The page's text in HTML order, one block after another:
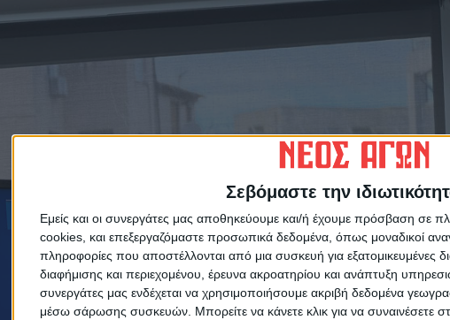
Σεβόμαστε την
Εμείς και οι συνεργάτες μας αποθηκεύουμε και/ή έχουμε πρόσβαση σε
cookies, και επεξεργαζόμαστε προσωπικά δεδομένα, όπως μοναδικοί
πληροφορίες που αποστέλλονται από μια συσκευή για εξατομικευμένες
διαφήμισης και περιεχομένου, έρευνα ακροατηρίου και ανάπτυξη
συνεργάτες μας ενδέχεται να χρησιμοποιήσουμε ακριβή δεδομένα
μέσω σάρωσης συσκευών. Μπορείτε να κάνετε κλικ για να συναινέσετε